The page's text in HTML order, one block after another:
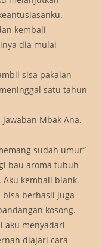
kembali
dia mulai
sisa pakaian
satu tahun
Mbak Ana.
sudah umur”
bau aroma tubuh
kembali blank.
bisa berhasil juga
kosong.
aku menyadari
diajari cara